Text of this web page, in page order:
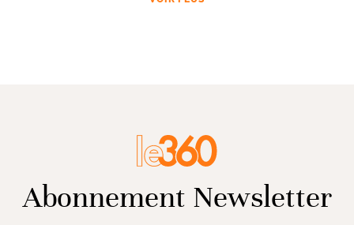
Abonnement Newsletter